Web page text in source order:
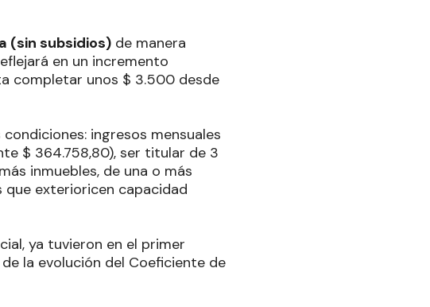
(sin subsidios) de manera
en un incremento
completar unos $ 3.500 desde
ingresos mensuales
$ 364.758,80), ser titular de 3
inmuebles, de una o más
exterioricen capacidad
ya tuvieron en el primer
la evolución del Coeficiente de